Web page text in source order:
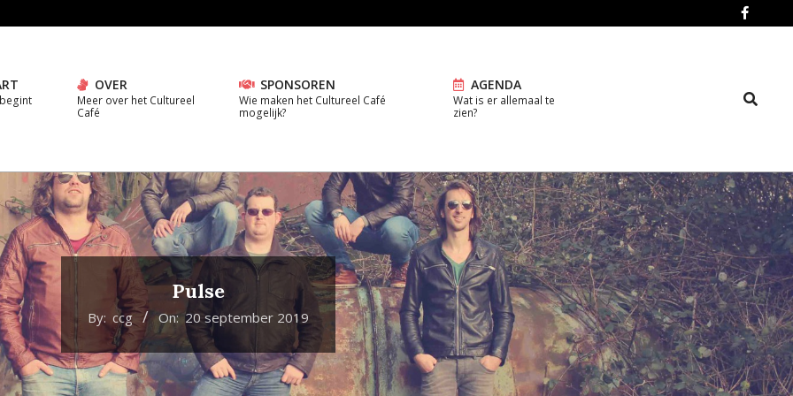
OVER
Meer over het Cultureel
Café
SPONSOREN
Wie maken het Cultureel Café
mogelijk?
AGENDA
Wat is er allemaal te
zien?
Search
Pulse
By: ccg On: 20 september 2019